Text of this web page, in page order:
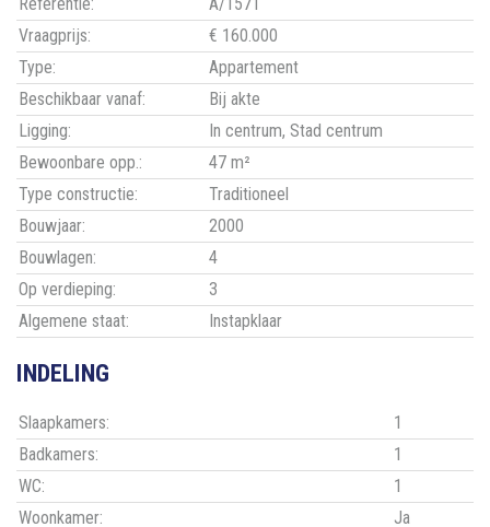
Vraagprijs:
€ 160.000
Type:
Appartement
Beschikbaar vanaf:
Bij akte
Ligging:
In centrum, Stad centrum
Bewoonbare opp.:
47 m²
Type constructie:
Traditioneel
Bouwjaar:
2000
Bouwlagen:
4
Op verdieping:
3
Algemene staat:
Instapklaar
INDELING
Slaapkamers:
1
Badkamers:
1
WC:
1
Woonkamer:
Ja